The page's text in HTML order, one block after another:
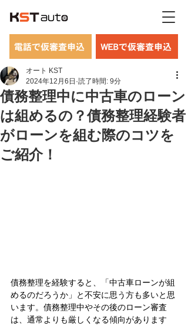
WEBで仮審査申込
電話で仮審査申込
債務整理中に中古車のローン
は組めるの？債務整理経験者
がローンを組む際のコツを
ご紹介！
オート KST
2024年12月6日 読了時間: 9分
債務整理を経験すると、「中古車ローンが組
めるのだろうか」と不安に思う方も多いと思
います。債務整理中やその後のローン審査
は、通常よりも厳しくなる傾向があります